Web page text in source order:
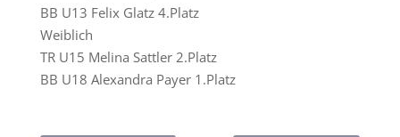
BB U13 Felix Glatz 4.Platz
Weiblich
TR U15 Melina Sattler 2.Platz
BB U18 Alexandra Payer 1.Platz